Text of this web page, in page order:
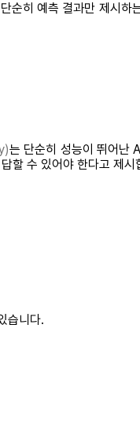
순히 예측 결과만 제시하
는 단순히 성능이 뛰어난
할 수 있어야 한다고 제시
습니다.